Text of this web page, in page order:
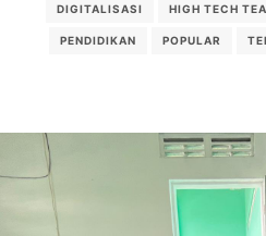
DIGITALISASI HIGH TECH
PENDIDIKAN POPULAR